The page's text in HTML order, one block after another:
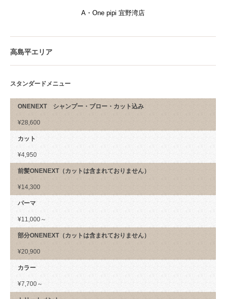
A・One pipi 宜野湾店
高島平エリア
スタンダードメニュー
ONENEXT シャンプー・ブロー・カット込み
¥28,600
カット
¥4,950
前髪ONENEXT（カットは含まれておりません）
¥14,300
パーマ
¥11,000～
部分ONENEXT（カットは含まれておりません）
¥20,900
カラー
¥7,700～